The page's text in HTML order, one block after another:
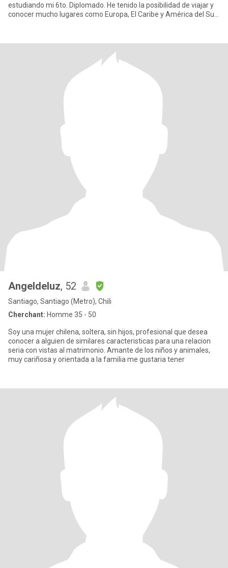
estudiando mi 6to. Diplomado. He tenido la posibilidad de viajar y
conocer mucho lugares como Europa, El Caribe y América del Sur.
Angeldeluz, 52
Santiago, Santiago (Metro), Chili
Cherchant: Homme 35 - 50
Soy una mujer chilena, soltera, sin hijos, profesional que desea
conocer a alguien de similares caracteristicas para una relacion
seria con vistas al matrimonio. Amante de los niños y animales,
muy cariñosa y orientada a la familia me gustaria tener